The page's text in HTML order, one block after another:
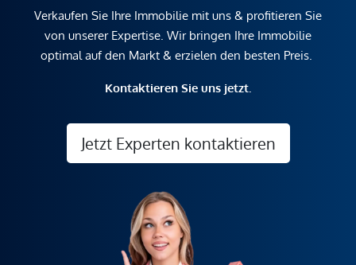
Verkaufen Sie Ihre Immobilie mit uns & profitieren Sie
von unserer Expertise. Wir bringen Ihre Immobilie
optimal auf den Markt & erzielen den besten Preis.
Kontaktieren Sie uns jetzt.
Jetzt Experten kontaktieren